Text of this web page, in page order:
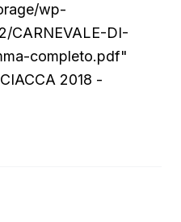
wp-
CARNEVALE-DI-
completo.pdf"
2018 -